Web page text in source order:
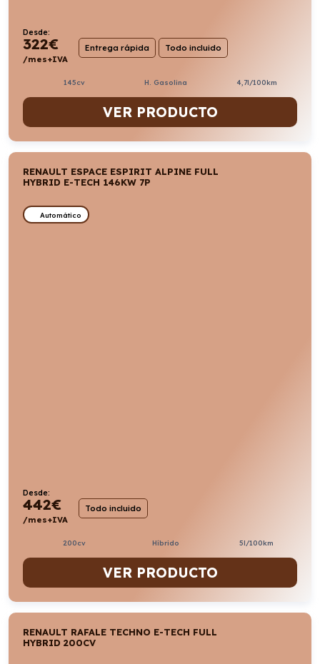
Desde:
322€
/mes+IVA
Entrega rápida Todo incluido
145cv H. Gasolina 4,7l/100km
VER PRODUCTO
RENAULT ESPACE ESPIRIT ALPINE FULL
HYBRID E-TECH 146KW 7P
Automático
Desde:
442€
/mes+IVA
Todo incluido
200cv Híbrido 5l/100km
VER PRODUCTO
RENAULT RAFALE TECHNO E-TECH FULL
HYBRID 200CV